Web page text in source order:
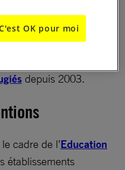
internationale
la ligue ITEKA de
depuis 2003.
cadre de l’Education
établissements
OK pour moi